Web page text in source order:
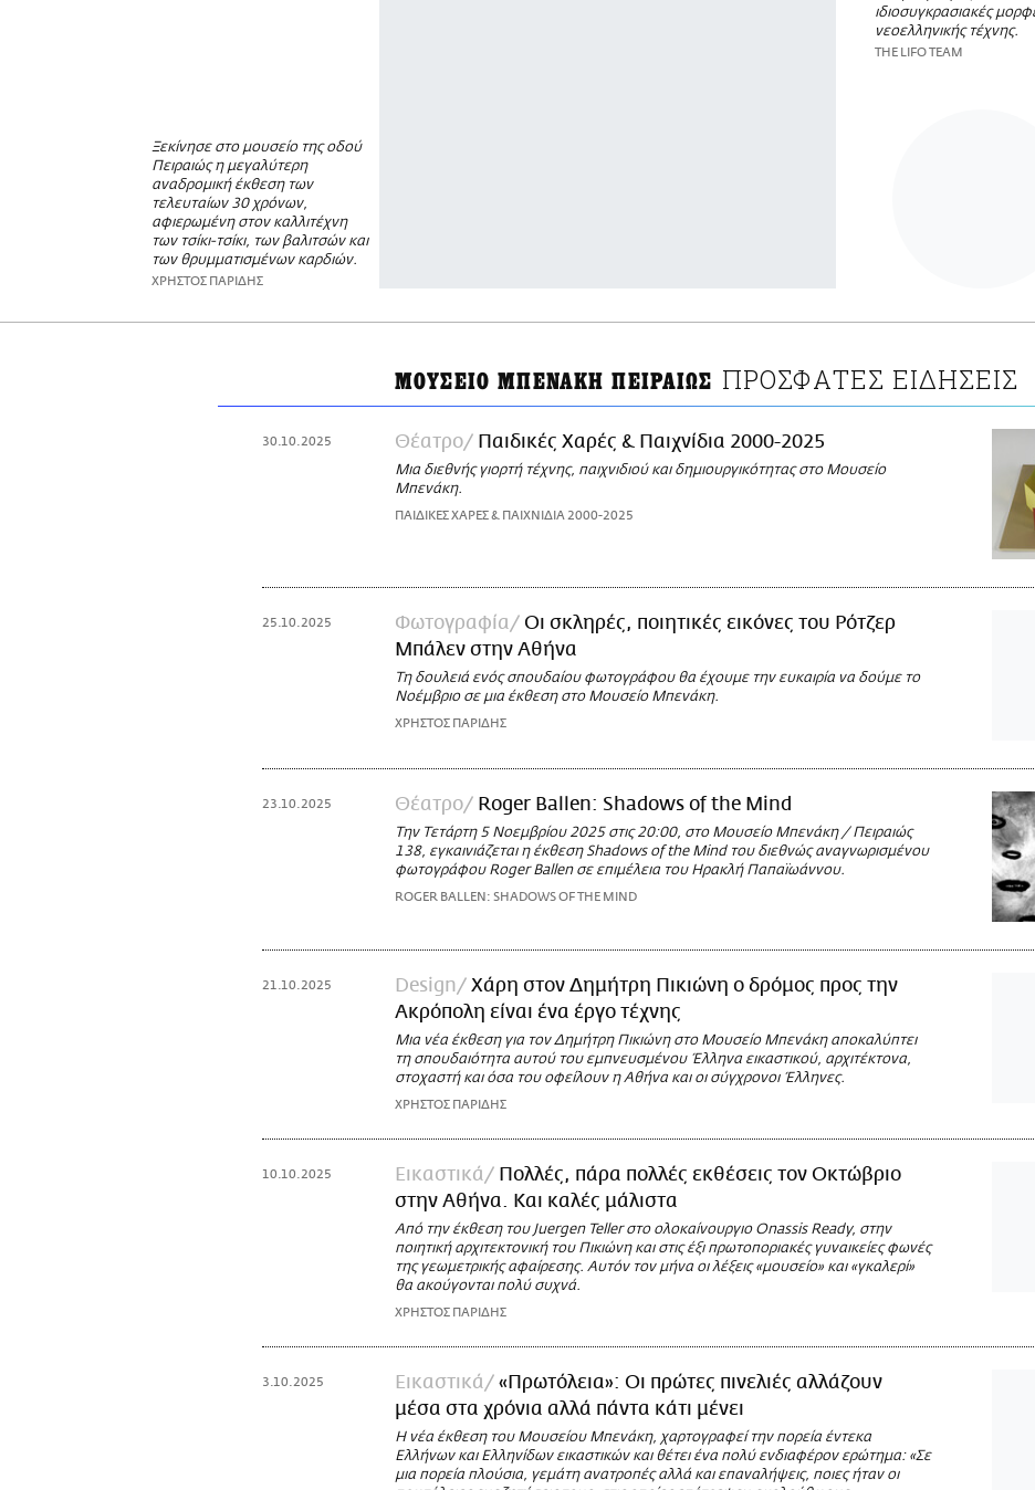
Ξεκίνησε στο μουσείο της οδού
Πειραιώς η μεγαλύτερη
αναδρομική έκθεση των
τελευταίων 30 χρόνων,
αφιερωμένη στον καλλιτέχνη
των τσίκι-τσίκι, των βαλιτσών και
των θρυμματισμένων καρδιών.
ΧΡΗΣΤΟΣ ΠΑΡΙΔΗΣ
ιδιοσυγκρασιακές
νεοελληνικής τέχνης.
THE LIFO TEAM
ΜΟΥΣΕΙΟ ΜΠΕΝΑΚΗ ΠΕΙΡΑΙΩΣ ΠΡΟΣΦΑΤΕΣ ΕΙΔΗΣΕΙΣ
30.10.2025 Θέατρο Παιδικές Χαρές & Παιχνίδια 2000-2025
Μια διεθνής γιορτή τέχνης, παιχνιδιού και δημιουργικότητας στο Μουσείο
Μπενάκη.
ΠΑΙΔΙΚΕΣ ΧΑΡΕΣ & ΠΑΙΧΝΙΔΙΑ 2000-2025
25.10.2025 Φωτογραφία
Οι σκληρές, ποιητικές εικόνες του Ρότζερ
Μπάλεν στην Αθήνα
Τη δουλειά ενός σπουδαίου φωτογράφου θα έχουμε την ευκαιρία να δούμε το
Νοέμβριο σε μια έκθεση στο Μουσείο Μπενάκη.
ΧΡΗΣΤΟΣ ΠΑΡΙΔΗΣ
23.10.2025 Θέατρο Roger Ballen: Shadows of the Mind
Την Τετάρτη 5 Νοεμβρίου 2025 στις 20:00, στο Μουσείο Μπενάκη / Πειραιώς
138, εγκαινιάζεται η έκθεση Shadows of the Mind του διεθνώς αναγνωρισμένου
φωτογράφου Roger Ballen σε επιμέλεια του Ηρακλή Παπαϊωάννου.
ROGER BALLEN: SHADOWS OF THE MIND
21.10.2025 Design
Χάρη στον Δημήτρη Πικιώνη ο δρόμος προς την
Ακρόπολη είναι ένα έργο τέχνης
Μια νέα έκθεση για τον Δημήτρη Πικιώνη στο Μουσείο Μπενάκη αποκαλύπτει
τη σπουδαιότητα αυτού του εμπνευσμένου Έλληνα εικαστικού, αρχιτέκτονα,
στοχαστή και όσα του οφείλουν η Αθήνα και οι σύγχρονοι Έλληνες.
ΧΡΗΣΤΟΣ ΠΑΡΙΔΗΣ
10.10.2025 Εικαστικά
Πολλές, πάρα πολλές εκθέσεις τον Οκτώβριο
στην Αθήνα. Και καλές μάλιστα
Από την έκθεση του Juergen Teller στο ολοκαίνουργιο Onassis Ready, στην
ποιητική αρχιτεκτονική του Πικιώνη και στις έξι πρωτοποριακές γυναικείες φωνές
της γεωμετρικής αφαίρεσης. Αυτόν τον μήνα οι λέξεις «μουσείο» και «γκαλερί»
θα ακούγονται πολύ συχνά.
ΧΡΗΣΤΟΣ ΠΑΡΙΔΗΣ
3.10.2025 Εικαστικά
«Πρωτόλεια»: Οι πρώτες πινελιές αλλάζουν
μέσα στα χρόνια αλλά πάντα κάτι μένει
Η νέα έκθεση του Μουσείου Μπενάκη, χαρτογραφεί την πορεία έντεκα
Ελλήνων και Ελληνίδων εικαστικών και θέτει ένα πολύ ενδιαφέρον ερώτημα: «Σε
μια πορεία πλούσια, γεμάτη ανατροπές αλλά και επαναλήψεις, ποιες ήταν οι